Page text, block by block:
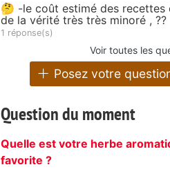
🤔 -le coût estimé des recettes
de la vérité très très minoré , ??
1 réponse(s)
Voir toutes les
Posez votre
Question du moment
Quelle est votre herbe
favorite ?